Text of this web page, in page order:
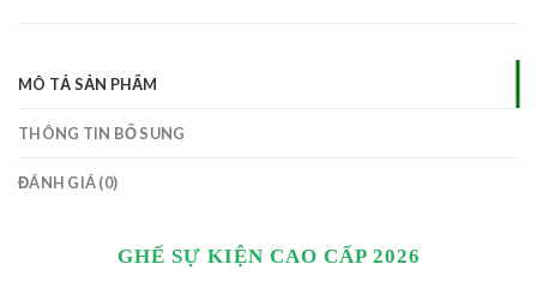
MÔ TẢ SẢN PHẨM
THÔNG TIN BỔ SUNG
ĐÁNH GIÁ (0)
GHẾ SỰ KIỆN CAO CẤP 2026